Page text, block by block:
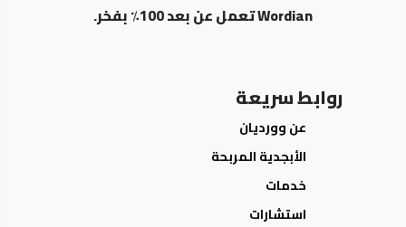
Wordian تعمل عن بعد 100٪ بفخر.
روابط سريعة
عن وورديان
الأبجدية المربحة
خدمات
استشارات